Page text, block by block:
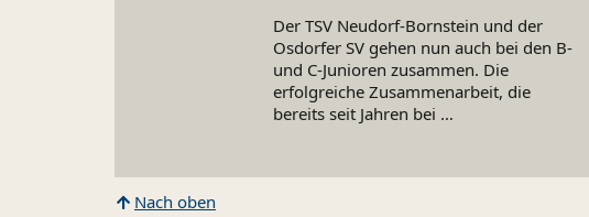
Der TSV Neudorf-Bornstein und der
Osdorfer SV gehen nun auch bei den B-
und C-Junioren zusammen. Die
erfolgreiche Zusammenarbeit, die
bereits seit Jahren bei …
Nach oben